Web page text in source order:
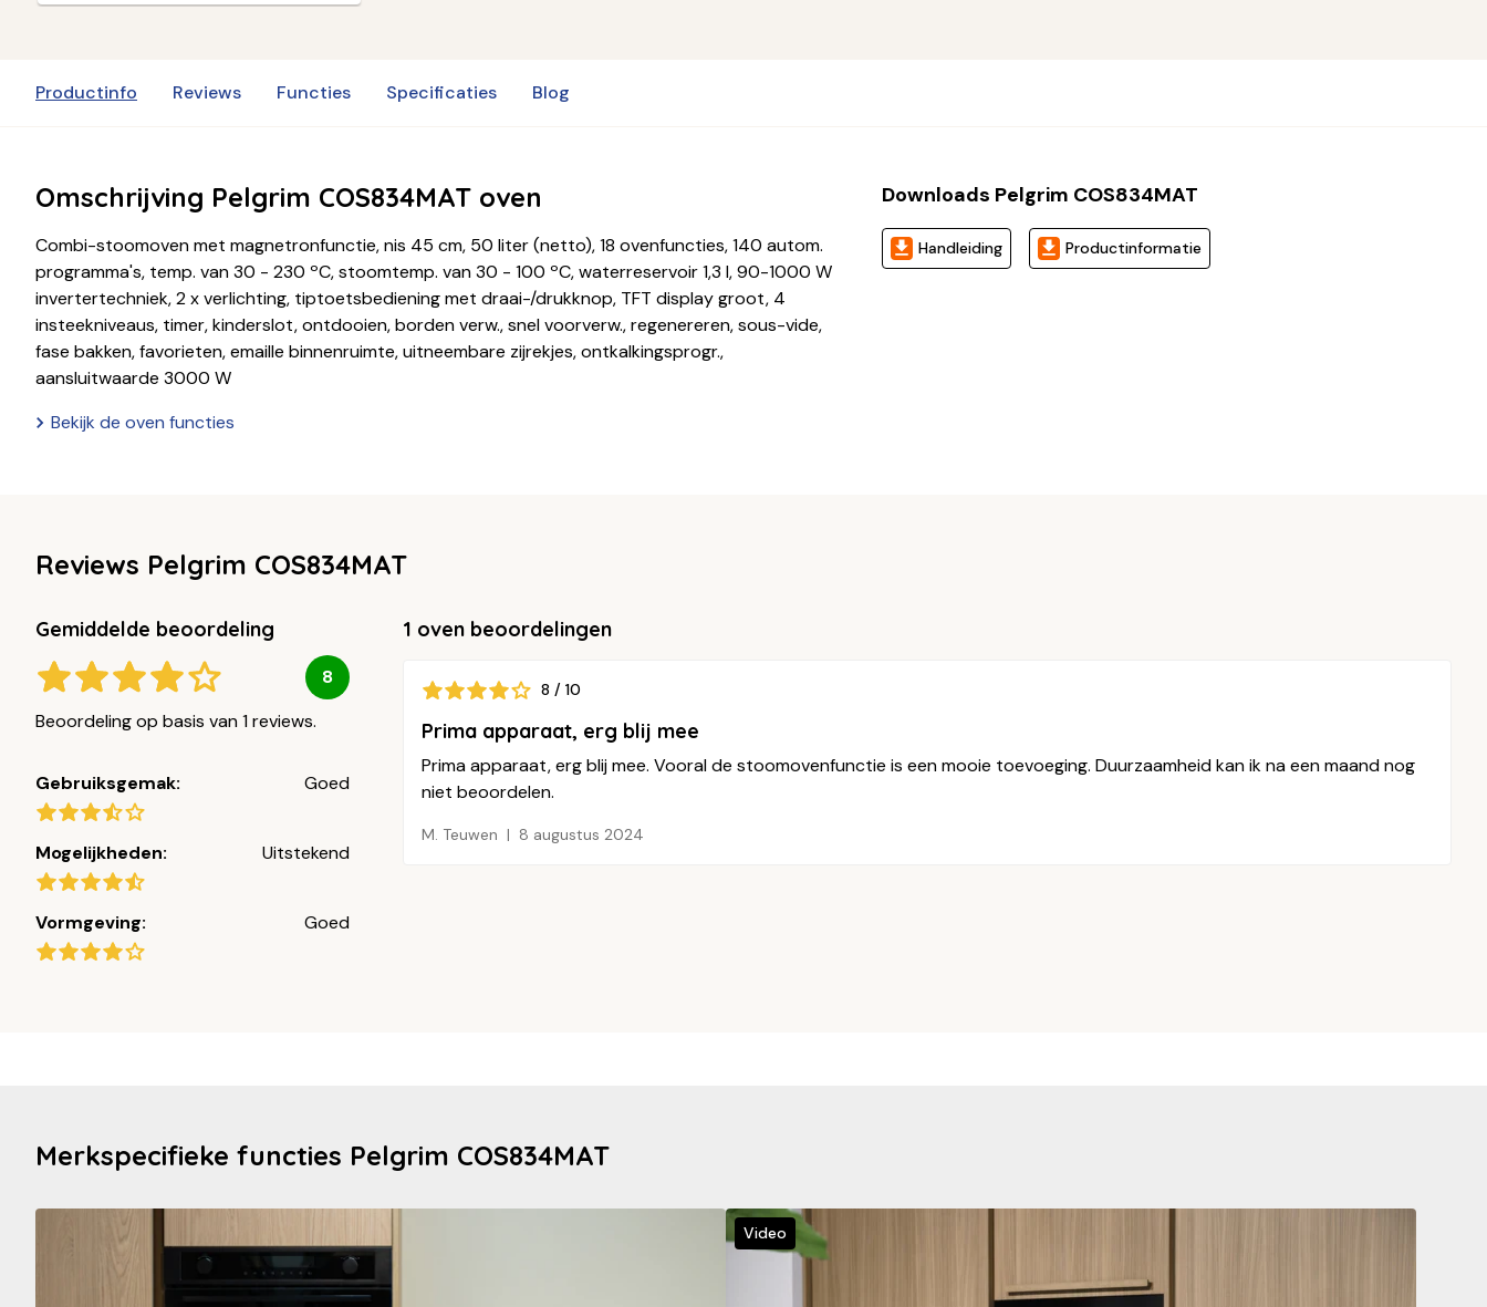
Productinfo Reviews Functies Specificaties Blog
Omschrijving Pelgrim COS834MAT oven
Combi-stoomoven met magnetronfunctie, nis 45 cm, 50 liter (netto), 18 ovenfuncties, 140 autom.
programma's, temp. van 30 - 230 ºC, stoomtemp. van 30 - 100 ºC, waterreservoir 1,3 l, 90-1000 W
invertertechniek, 2 x verlichting, tiptoetsbediening met draai-/drukknop, TFT display groot, 4
insteekniveaus, timer, kinderslot, ontdooien, borden verw., snel voorverw., regenereren, sous-vide,
fase bakken, favorieten, emaille binnenruimte, uitneembare zijrekjes, ontkalkingsprogr.,
aansluitwaarde 3000 W
Bekijk de oven functies
Downloads Pelgrim COS834MAT
Handleiding Productinformatie
Reviews Pelgrim COS834MAT
Gemiddelde beoordeling
8
Beoordeling op basis van 1 reviews.
Gebruiksgemak: Goed
Mogelijkheden: Uitstekend
Vormgeving: Goed
1 oven beoordelingen
8 / 10
Prima apparaat, erg blij mee
Prima apparaat, erg blij mee. Vooral de stoomovenfunctie is een mooie toevoeging. Duurzaamheid kan ik na een maand nog
niet beoordelen.
M. Teuwen 8 augustus 2024
Merkspecifieke functies Pelgrim COS834MAT
Video